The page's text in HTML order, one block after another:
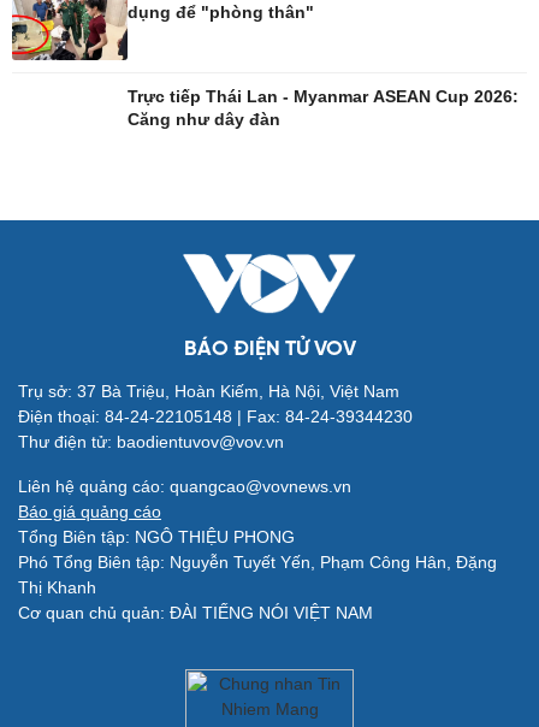
Quân sự - Quốc phòng
Vũ khí
Việt Nam
Phân tích
dụng để "phòng thân"
Trực tiếp Thái Lan - Myanmar ASEAN Cup 2026:
Căng như dây đàn
BÁO ĐIỆN TỬ VOV
Trụ sở: 37 Bà Triệu, Hoàn Kiếm, Hà Nội, Việt Nam
Điện thoại: 84-24-22105148 | Fax: 84-24-39344230
Thư điện tử: baodientuvov@vov.vn
Liên hệ quảng cáo: quangcao@vovnews.vn
Báo giá quảng cáo
Tổng Biên tập: NGÔ THIỆU PHONG
Phó Tổng Biên tập: Nguyễn Tuyết Yến, Phạm Công Hân, Đặng
Thị Khanh
Cơ quan chủ quản: ĐÀI TIẾNG NÓI VIỆT NAM